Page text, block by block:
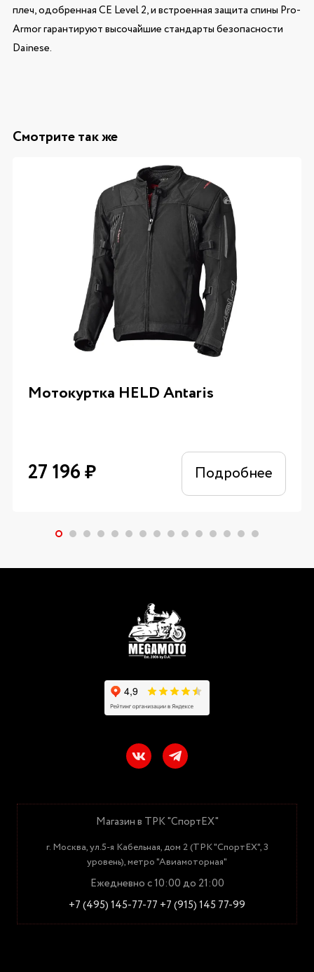
плеч, одобренная CE Level 2, и встроенная защита спины Pro-
Armor гарантируют высочайшие стандарты безопасности
Dainese.
Смотрите так же
Мотокуртка HELD Antaris
27 196₽ Подробнее
Магазин в ТРК "СпортЕХ"
г. Москва, ул.5-я Кабельная, дом 2 (ТРК "СпортЕХ", 3
уровень), метро "Авиамоторная"
Ежедневно с 10:00 до 21:00
+7 (495) 145-77-77 +7 (915) 145 77-99